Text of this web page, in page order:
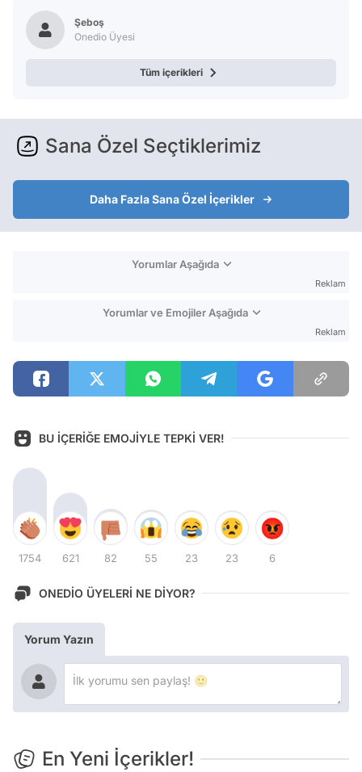
Şeboş
Onedio Üyesi
Tüm içerikleri
Sana Özel Seçtiklerimiz
Daha Fazla Sana Özel İçerikler
Yorumlar Aşağıda
Reklam
Yorumlar ve Emojiler Aşağıda
Reklam
BU İÇERİĞE EMOJİYLE TEPKİ VER!
1754 621 82 55 23 23 6
ONEDİO ÜYELERİ NE DİYOR?
Yorum Yazın
En Yeni İçerikler!